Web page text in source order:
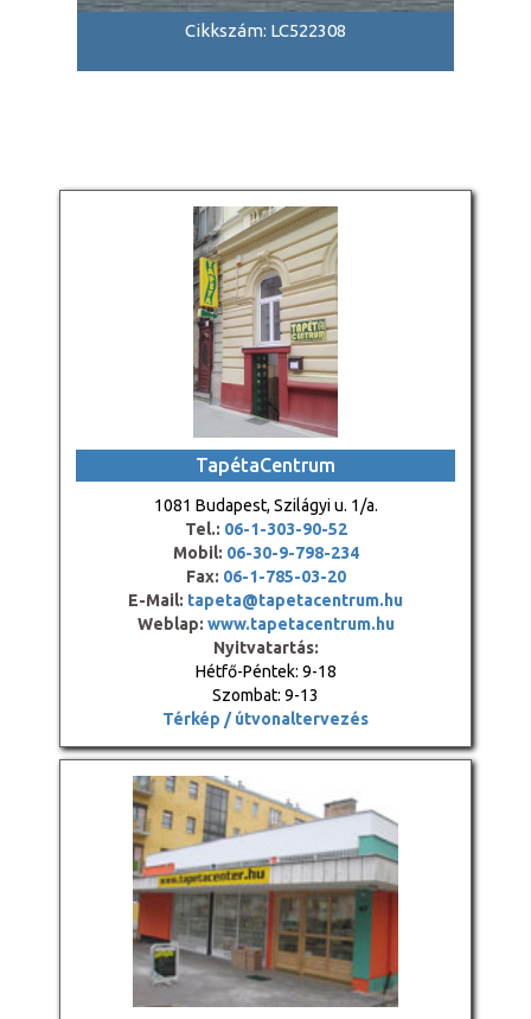
Cikkszám: LC522308
TapétaCentrum
1081 Budapest, Szilágyi u. 1/a.
Tel.: 06-1-303-90-52
Mobil: 06-30-9-798-234
Fax: 06-1-785-03-20
E-Mail: tapeta@tapetacentrum.hu
Weblap: www.tapetacentrum.hu
Nyitvatartás:
Hétfő-Péntek: 9-18
Szombat: 9-13
Térkép / útvonaltervezés